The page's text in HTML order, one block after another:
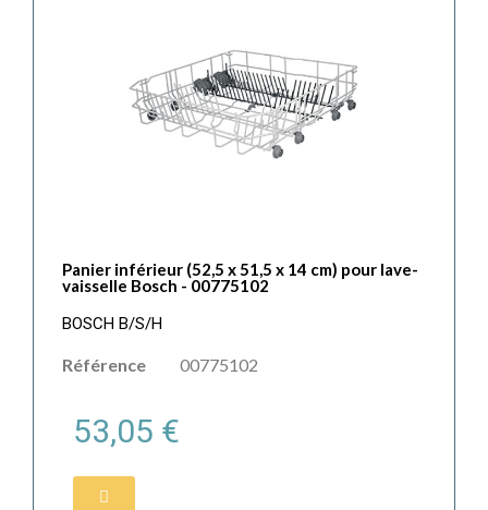
Panier inférieur (52,5 x 51,5 x 14 cm) pour lave-
vaisselle Bosch - 00775102
BOSCH B/S/H
Référence 00775102
53,05 €